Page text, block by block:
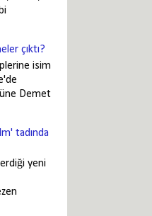
çıktı?
isim
Demet
tadında
yeni